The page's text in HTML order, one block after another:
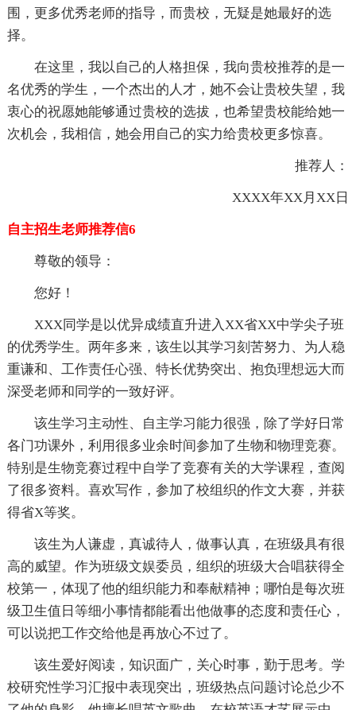
围，更多优秀老师的指导，而贵校，无疑是她最好的选
择。
在这里，我以自己的人格担保，我向贵校推荐的是一
名优秀的学生，一个杰出的人才，她不会让贵校失望，我
衷心的祝愿她能够通过贵校的选拔，也希望贵校能给她一
次机会，我相信，她会用自己的实力给贵校更多惊喜。
推荐人：
XXXX年XX月XX日
自主招生老师推荐信6
尊敬的领导：
您好！
XXX同学是以优异成绩直升进入XX省XX中学尖子班
的优秀学生。两年多来，该生以其学习刻苦努力、为人稳
重谦和、工作责任心强、特长优势突出、抱负理想远大而
深受老师和同学的一致好评。
该生学习主动性、自主学习能力很强，除了学好日常
各门功课外，利用很多业余时间参加了生物和物理竞赛。
特别是生物竞赛过程中自学了竞赛有关的大学课程，查阅
了很多资料。喜欢写作，参加了校组织的作文大赛，并获
得省X等奖。
该生为人谦虚，真诚待人，做事认真，在班级具有很
高的威望。作为班级文娱委员，组织的班级大合唱获得全
校第一，体现了他的组织能力和奉献精神；哪怕是每次班
级卫生值日等细小事情都能看出他做事的态度和责任心，
可以说把工作交给他是再放心不过了。
该生爱好阅读，知识面广，关心时事，勤于思考。学
校研究性学习汇报中表现突出，班级热点问题讨论总少不